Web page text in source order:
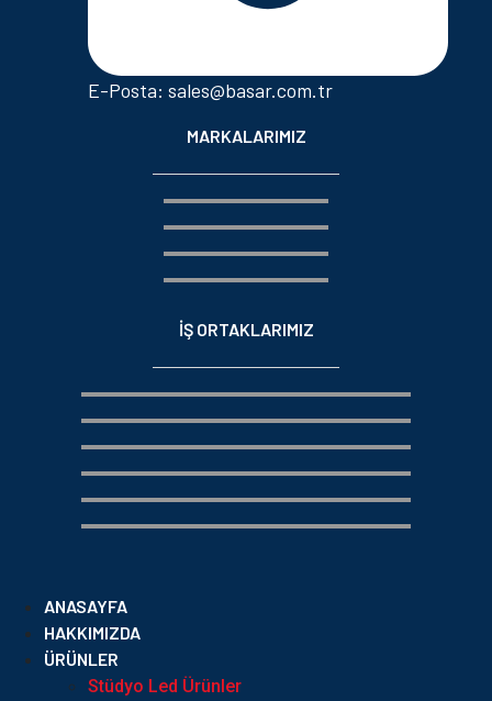
E-Posta: sales@basar.com.tr
MARKALARIMIZ
İŞ ORTAKLARIMIZ
ANASAYFA
HAKKIMIZDA
ÜRÜNLER
Stüdyo Led Ürünler